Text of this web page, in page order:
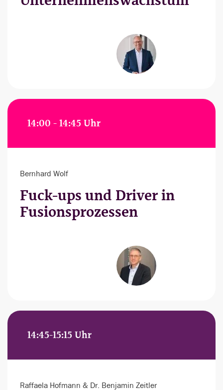
14:00 - 14:45 Uhr
Bernhard Wolf
Fuck-ups und Driver in
Fusionsprozessen
14:45-15:15 Uhr
Raffaela Hofmann & Dr. Benjamin Zeitler